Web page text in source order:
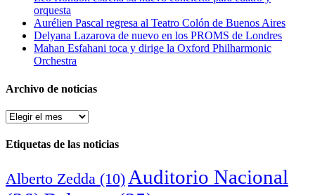
orquesta
Aurélien Pascal regresa al Teatro Colón de Buenos Aires
Delyana Lazarova de nuevo en los PROMS de Londres
Mahan Esfahani toca y dirige la Oxford Philharmonic
Orchestra
Archivo de noticias
Archivo
noticias
Etiquetas de las noticias
Alberto Zedda (10)Auditorio Nacional